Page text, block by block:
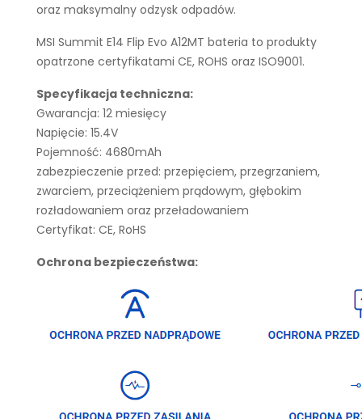
oraz maksymalny odzysk odpadów.
MSI Summit E14 Flip Evo A12MT bateria to produkty
opatrzone certyfikatami CE, ROHS oraz ISO9001.
Specyfikacja techniczna:
Gwarancja: 12 miesięcy
Napięcie: 15.4V
Pojemność: 4680mAh
zabezpieczenie przed: przepięciem, przegrzaniem,
zwarciem, przeciążeniem prądowym, głębokim
rozładowaniem oraz przeładowaniem
Certyfikat: CE, RoHS
Ochrona bezpieczeństwa: